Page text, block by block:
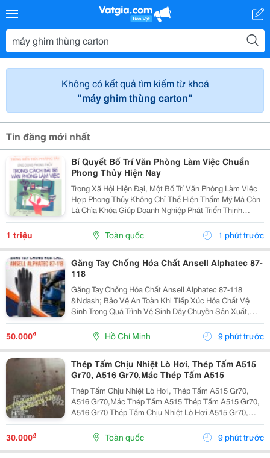
Không có kết quả tìm kiếm từ khoá
"máy ghim thùng carton"
Tin đăng mới nhất
Bí Quyết Bố Trí Văn Phòng Làm Việc Chuẩn
Phong Thủy Hiện Nay
Trong Xã Hội Hiện Đại, Một Bố Trí Văn Phòng Làm Việc
Hợp Phong Thủy Không Chỉ Thể Hiện Thẩm Mỹ Mà Còn
Là Chìa Khóa Giúp Doanh Nghiệp Phát Triển Thịnh
Vượng. Văn Phòng Là Nơi Hội Tụ Năng Lượng Của Con
Người, Tài Vận Và Trí Tuệ. Nếu Dòng Khí Trong...
1 triệu Toàn quốc 1 phút trước
Găng Tay Chống Hóa Chất Ansell Alphatec 87-
118
Găng Tay Chống Hóa Chất Ansell Alphatec 87-118
&Ndash; Bảo Vệ An Toàn Khi Tiếp Xúc Hóa Chất Vệ
Sinh Trong Quá Trình Vệ Sinh Dây Chuyền Sản Xuất,
Nhà Máy Và Khu Công Nghiệp, Người Lao Động
Thường Xuyên Tiếp Xúc Với Hóa Chất Tẩy Rửa, Dung
Dịch Khử...
50.000₫ Hồ Chí Minh 9 phút trước
Thép Tấm Chịu Nhiệt Lò Hơi, Thép Tấm A515
Gr70, A516 Gr70,Mác Thép Tấm A515
Thép Tấm Chịu Nhiệt Lò Hơi, Thép Tấm A515 Gr70,
A516 Gr70,Mác Thép Tấm A515 Thép Tấm A515 Gr70,
A516 Gr70 Thép Tấm Chịu Nhiệt Lò Hơi A515 Gr70,
A516 Gr70,20Mm,25Mm Thép Tấm Lò Hơi A515 Gr70
Là Loại Thép Hợp Kim Carbon-Silicon Chất Lượng
30.000₫ Toàn quốc 9 phút trước